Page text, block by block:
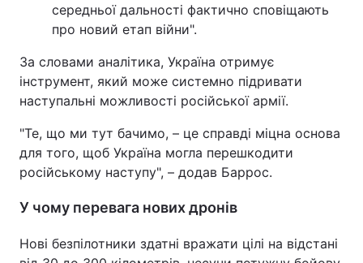
середньої дальності фактично сповіщають
про новий етап війни".
За словами аналітика, Україна отримує
інструмент, який може системно підривати
наступальні можливості російської армії.
"Те, що ми тут бачимо, – це справді міцна основа
для того, щоб Україна могла перешкодити
російському наступу", – додав Баррос.
У чому перевага нових дронів
Нові безпілотники здатні вражати цілі на відстані